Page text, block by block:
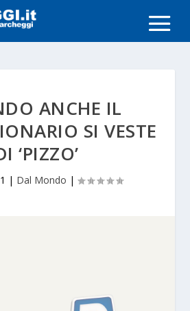
ANCHE IL
SI VESTE
‘PIZZO’
| Dal Mondo |